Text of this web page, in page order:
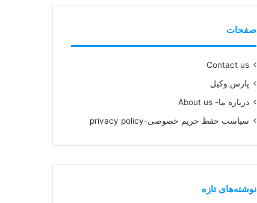
صفحات
Contact us
پارس وکیل
درباره ما- About us
سیاست حفظ حریم خصوصی-privacy policy
نوشته‌های تازه